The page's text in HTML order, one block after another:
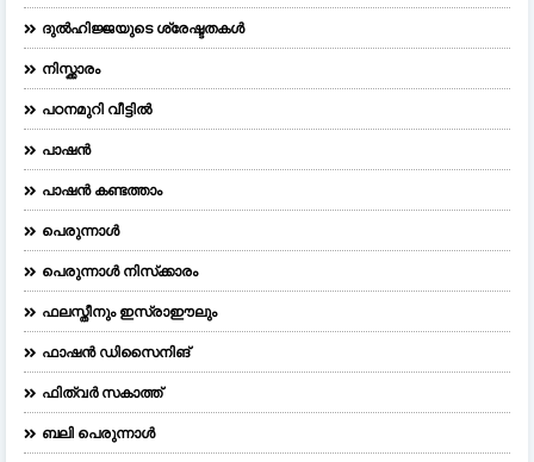
ദുല്‍ഹിജ്ജയുടെ ശ്രേഷ്ടതകള്‍
നിസ്ക്കാരം
പഠനമുറി വീട്ടിൽ
പാഷൻ
പാഷൻ കണ്ടത്താം
പെരുന്നാള്‍
പെരുന്നാള്‍ നിസ്‌ക്കാരം
ഫലസ്തീനും ഇസ്രാഈലും
ഫാഷന്‍ ഡിസൈനിങ്‌
ഫിത്വർ സകാത്ത്
ബലി പെരുന്നാള്‍